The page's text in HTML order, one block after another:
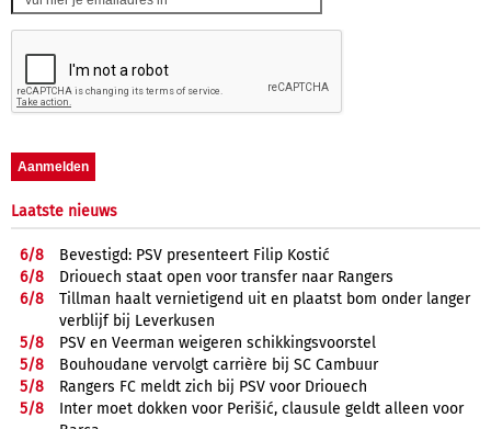
Laatste nieuws
6/8
Bevestigd: PSV presenteert Filip Kostić
6/8
Driouech staat open voor transfer naar Rangers
6/8
Tillman haalt vernietigend uit en plaatst bom onder langer
verblijf bij Leverkusen
5/8
PSV en Veerman weigeren schikkingsvoorstel
5/8
Bouhoudane vervolgt carrière bij SC Cambuur
5/8
Rangers FC meldt zich bij PSV voor Driouech
5/8
Inter moet dokken voor Perišić, clausule geldt alleen voor